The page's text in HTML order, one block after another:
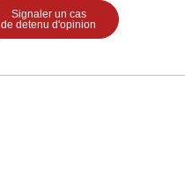
Signaler un cas
de detenu d'opinion